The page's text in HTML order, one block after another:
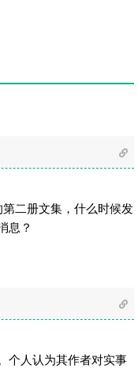
二册文集，什么时候发
息？
个人认为其作者对实事